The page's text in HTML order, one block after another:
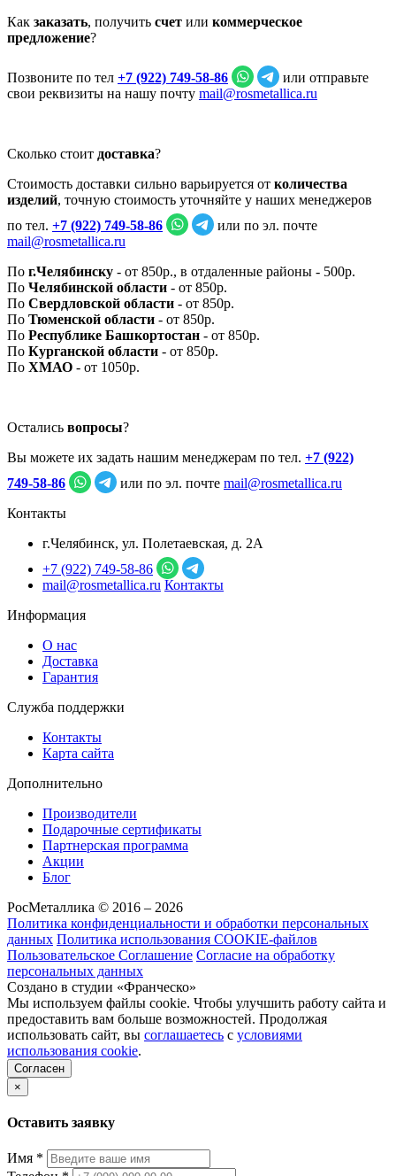
Как заказать, получить счет или коммерческое
предложение?
Позвоните по тел +7 (922) 749‑58‑86
или отправьте
свои реквизиты на нашу почту mail@rosmetallica.ru
Сколько стоит доставка?
Стоимость доставки сильно варьируется от количества
изделий, точную стоимость уточняйте у наших менеджеров
по тел. +7 (922) 749‑58‑86
или по эл. почте
mail@rosmetallica.ru
По г.Челябинску - от 850р., в отдаленные районы - 500р.
По Челябинской области - от 850р.
По Свердловской области - от 850р.
По Тюменской области - от 850р.
По Республике Башкортостан - от 850р.
По Курганской области - от 850р.
По ХМАО - от 1050р.
Остались вопросы?
Вы можете их задать нашим менеджерам по тел. +7 (922)
749‑58‑86
или по эл. почте mail@rosmetallica.ru
Контакты
г.Челябинск, ул. Полетаевская, д. 2А
+7 (922) 749‑58‑86
mail@rosmetallica.ru Контакты
Информация
О нас
Доставка
Гарантия
Служба поддержки
Контакты
Карта сайта
Дополнительно
Производители
Подарочные сертификаты
Партнерская программа
Акции
Блог
РосМеталлика © 2016 – 2026
Политика конфиденциальности и обработки персональных
данных Политика использования COOKIE-файлов
Пользовательское Соглашение Согласие на обработку
персональных данных
Создано в студии «Франческо»
Мы используем файлы cookie. Чтобы улучшить работу сайта и
предоставить вам больше возможностей. Продолжая
использовать сайт, вы соглашаетесь с условиями
использования cookie.
Согласен
×
Оставить заявку
Имя *